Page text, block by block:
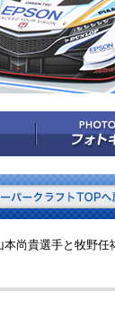
尚貴選手と牧野任